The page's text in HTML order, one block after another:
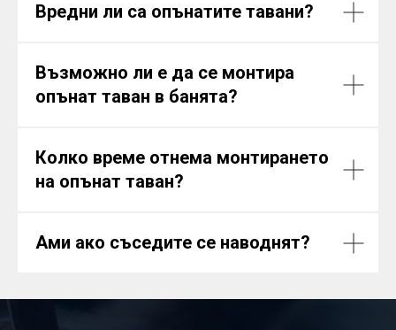
Вредни ли са опънатите тавани?
Възможно ли е да се монтира
опънат таван в банята?
Колко време отнема монтирането
на опънат таван?
Ами ако съседите се наводнят?